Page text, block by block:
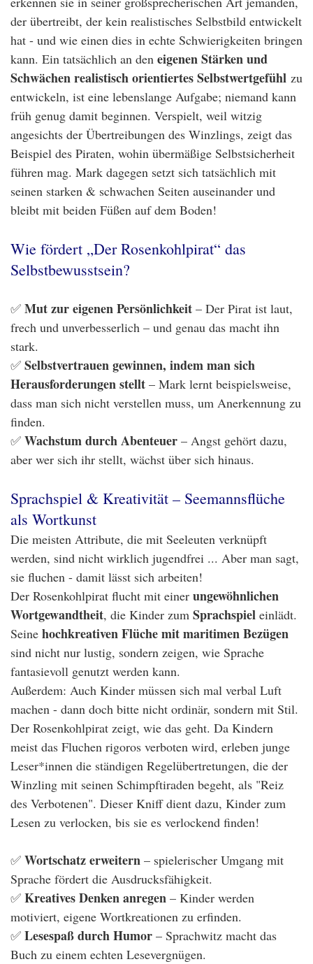
der übertreibt, der kein realistisches Selbstbild entwickelt
hat - und wie einen dies in echte Schwierigkeiten bringen
kann. Ein tatsächlich an den eigenen Stärken und
Schwächen realistisch orientiertes Selbstwertgefühl zu
entwickeln, ist eine lebenslange Aufgabe; niemand kann
früh genug damit beginnen. Verspielt, weil witzig
angesichts der Übertreibungen des Winzlings, zeigt das
Beispiel des Piraten, wohin übermäßige Selbstsicherheit
führen mag. Mark dagegen setzt sich tatsächlich mit
seinen starken & schwachen Seiten auseinander und
bleibt mit beiden Füßen auf dem Boden!
Wie fördert „Der Rosenkohlpirat“ das
Selbstbewusstsein?
✅ Mut zur eigenen Persönlichkeit – Der Pirat ist laut,
frech und unverbesserlich – und genau das macht ihn
stark.
✅ Selbstvertrauen gewinnen, indem man sich
Herausforderungen stellt – Mark lernt beispielsweise,
dass man sich nicht verstellen muss, um Anerkennung zu
finden.
✅ Wachstum durch Abenteuer – Angst gehört dazu,
aber wer sich ihr stellt, wächst über sich hinaus.
Sprachspiel & Kreativität – Seemannsflüche
als Wortkunst
Die meisten Attribute, die mit Seeleuten verknüpft
werden, sind nicht wirklich jugendfrei ... Aber man sagt,
sie fluchen - damit lässt sich arbeiten!
Der Rosenkohlpirat flucht mit einer ungewöhnlichen
Wortgewandtheit, die Kinder zum Sprachspiel einlädt.
Seine hochkreativen Flüche mit maritimen Bezügen
sind nicht nur lustig, sondern zeigen, wie Sprache
fantasievoll genutzt werden kann.
Außerdem: Auch Kinder müssen sich mal verbal Luft
machen - dann doch bitte nicht ordinär, sondern mit Stil.
Der Rosenkohlpirat zeigt, wie das geht. Da Kindern
meist das Fluchen rigoros verboten wird, erleben junge
Leser*innen die ständigen Regelübertretungen, die der
Winzling mit seinen Schimpftiraden begeht, als "Reiz
des Verbotenen". Dieser Kniff dient dazu, Kinder zum
Lesen zu verlocken, bis sie es verlockend finden!
✅ Wortschatz erweitern – spielerischer Umgang mit
Sprache fördert die Ausdrucksfähigkeit.
✅ Kreatives Denken anregen – Kinder werden
motiviert, eigene Wortkreationen zu erfinden.
✅ Lesespaß durch Humor – Sprachwitz macht das
Buch zu einem echten Lesevergnügen.